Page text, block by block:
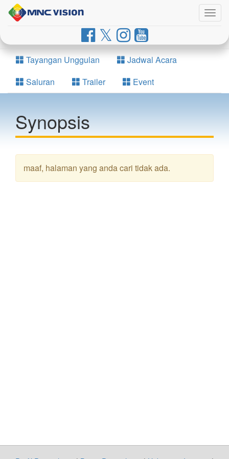
Tayangan Unggulan
Jadwal Acara
Saluran
Trailer Event
Synopsis
maaf, halaman yang anda cari tidak ada.